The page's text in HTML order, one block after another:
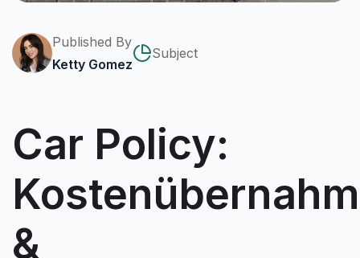
Published By
Ketty Gomez
Subject
Car Policy:
&